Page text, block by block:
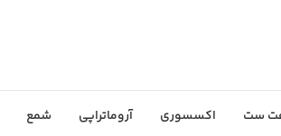
ست اکسسوری آروماتراپی شمع